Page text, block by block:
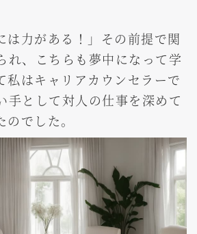
は力がある！」その前提で関
れ、こちらも夢中になって学
私はキャリアカウンセラーで
手として対人の仕事を深めて
でした。